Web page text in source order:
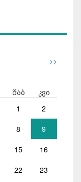
>>
შაბ კვი
1 2
8 9
15 16
22 23